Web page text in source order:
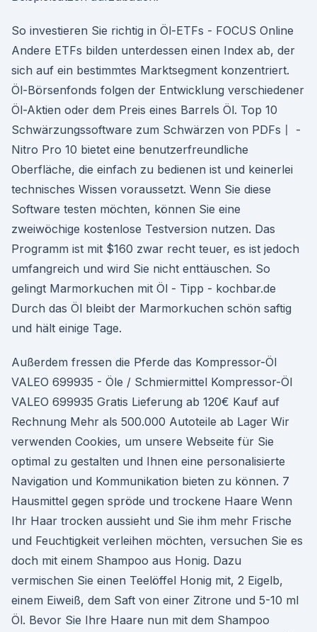
So investieren Sie richtig in Öl-ETFs - FOCUS Online
Andere ETFs bilden unterdessen einen Index ab, der
sich auf ein bestimmtes Marktsegment konzentriert.
Öl-Börsenfonds folgen der Entwicklung verschiedener
Öl-Aktien oder dem Preis eines Barrels Öl. Top 10
Schwärzungssoftware zum Schwärzen von PDFs〡 -
Nitro Pro 10 bietet eine benutzerfreundliche
Oberfläche, die einfach zu bedienen ist und keinerlei
technisches Wissen voraussetzt. Wenn Sie diese
Software testen möchten, können Sie eine
zweiwöchige kostenlose Testversion nutzen. Das
Programm ist mit $160 zwar recht teuer, es ist jedoch
umfangreich und wird Sie nicht enttäuschen. So
gelingt Marmorkuchen mit Öl - Tipp - kochbar.de
Durch das Öl bleibt der Marmorkuchen schön saftig
und hält einige Tage.
Außerdem fressen die Pferde das Kompressor-Öl
VALEO 699935 - Öle / Schmiermittel Kompressor-Öl
VALEO 699935 Gratis Lieferung ab 120€ Kauf auf
Rechnung Mehr als 500.000 Autoteile ab Lager Wir
verwenden Cookies, um unsere Webseite für Sie
optimal zu gestalten und Ihnen eine personalisierte
Navigation und Kommunikation bieten zu können. 7
Hausmittel gegen spröde und trockene Haare Wenn
Ihr Haar trocken aussieht und Sie ihm mehr Frische
und Feuchtigkeit verleihen möchten, versuchen Sie es
doch mit einem Shampoo aus Honig. Dazu
vermischen Sie einen Teelöffel Honig mit, 2 Eigelb,
einem Eiweiß, dem Saft von einer Zitrone und 5-10 ml
Öl. Bevor Sie Ihre Haare nun mit dem Shampoo